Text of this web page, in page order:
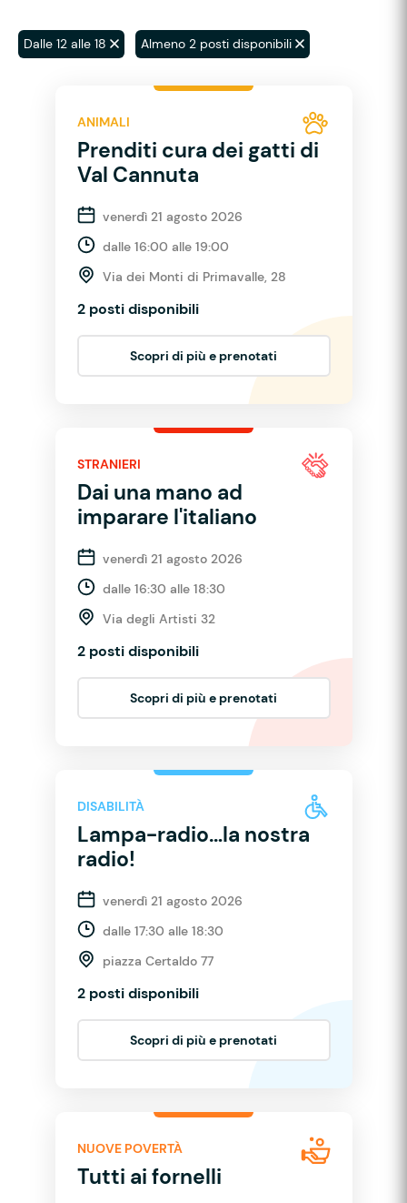
Dalle 12 alle 18 Almeno 2 posti disponibili
ANIMALI
Prenditi cura dei gatti di
Val Cannuta
venerdì 21 agosto 2026
dalle 16:00 alle 19:00
Via dei Monti di Primavalle, 28
2 posti disponibili
Scopri di più e prenotati
STRANIERI
Dai una mano ad
imparare l'italiano
venerdì 21 agosto 2026
dalle 16:30 alle 18:30
Via degli Artisti 32
2 posti disponibili
Scopri di più e prenotati
DISABILITÀ
Lampa-radio…la nostra
radio!
venerdì 21 agosto 2026
dalle 17:30 alle 18:30
piazza Certaldo 77
2 posti disponibili
Scopri di più e prenotati
NUOVE POVERTÀ
Tutti ai fornelli